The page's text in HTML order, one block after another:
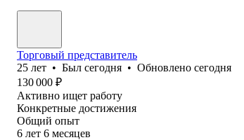
Торговый представитель
25 лет • Был сегодня • Обновлено сегодня
130 000 ₽
Активно ищет работу
Конкретные достижения
Общий опыт
6 лет 6 месяцев